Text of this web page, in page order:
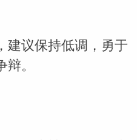
建议保持低调，勇于
。